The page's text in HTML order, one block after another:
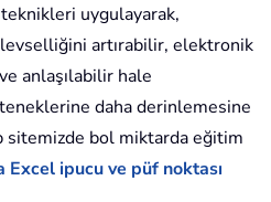
uygulayarak,
artırabilir, elektronik
anlaşılabilir hale
daha derinlemesine
bol miktarda eğitim
Excel ipucu ve püf noktası